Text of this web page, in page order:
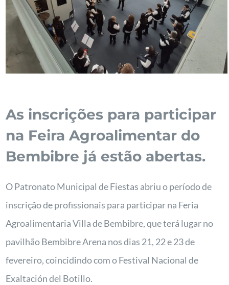
As inscrições para participar
na Feira Agroalimentar do
Bembibre já estão abertas.
O Patronato Municipal de Fiestas abriu o período de
inscrição de profissionais para participar na Feria
Agroalimentaria Villa de Bembibre, que terá lugar no
pavilhão Bembibre Arena nos dias 21, 22 e 23 de
fevereiro, coincidindo com o Festival Nacional de
Exaltación del Botillo.